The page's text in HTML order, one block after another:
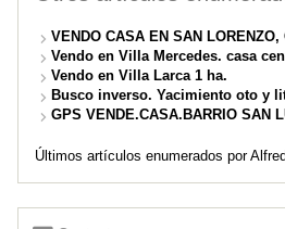
VENDO CASA EN SAN
Vendo en Villa Mercedes. casa
Vendo en Villa Larca 1 ha.
Busco inverso. Yacimiento oto y
GPS VENDE.CASA.BARRIO SAN
Últimos artículos enumerados por